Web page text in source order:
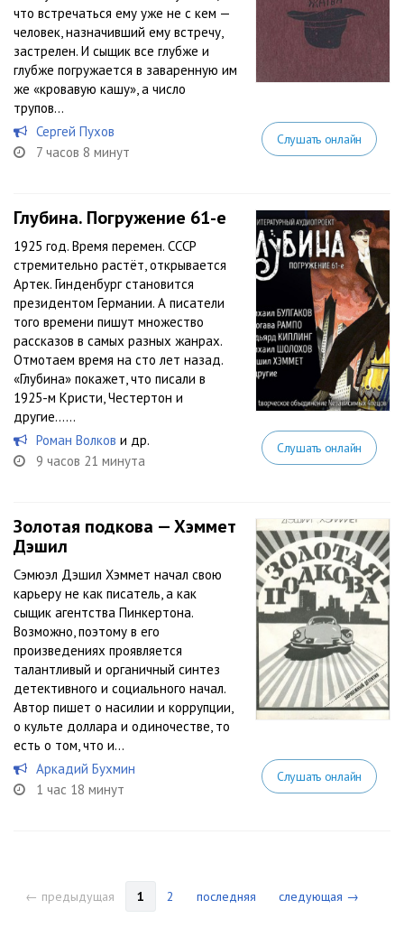
что встречаться ему уже не с кем —
человек, назначивший ему встречу,
застрелен. И сыщик все глубже и
глубже погружается в заваренную им
же «кровавую кашу», а число
трупов...
Сергей Пухов
7 часов 8 минут
Слушать онлайн
Глубина. Погружение 61-е
1925 год. Время перемен. СССР
стремительно растёт, открывается
Артек. Гинденбург становится
президентом Германии. А писатели
того времени пишут множество
рассказов в самых разных жанрах.
Отмотаем время на сто лет назад.
«Глубина» покажет, что писали в
1925-м Кристи, Честертон и
другие…...
Роман Волков и др.
9 часов 21 минута
Слушать онлайн
Золотая подкова — Хэммет
Дэшил
Сэмюэл Дэшил Хэммет начал свою
карьеру не как писатель, а как
сыщик агентства Пинкертона.
Возможно, поэтому в его
произведениях проявляется
талантливый и органичный синтез
детективного и социального начал.
Автор пишет о насилии и коррупции,
о культе доллара и одиночестве, то
есть о том, что и...
Аркадий Бухмин
1 час 18 минут
Слушать онлайн
← предыдущая 1 2 последняя следующая →